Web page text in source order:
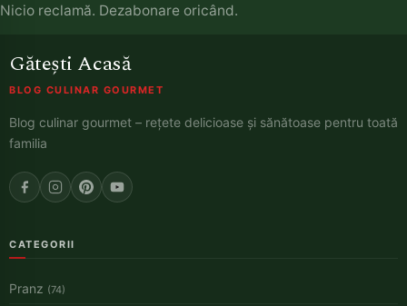
Nicio reclamă. Dezabonare oricând.
Gătești Acasă
BLOG CULINAR GOURMET
Blog culinar gourmet – rețete delicioase și sănătoase pentru toată
familia
CATEGORII
Pranz (74)